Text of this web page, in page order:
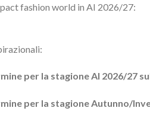
fashion world in AI 2026/27:
per la stagione AI 2026/27
per la stagione Autunno/